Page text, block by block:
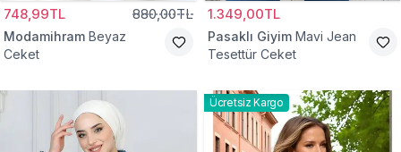
748,99TL 880,00TL
Modamihram Beyaz
Ceket
1.349,00TL
Pasaklı Giyim Mavi Jean
Tesettür Ceket
Ücretsiz Kargo